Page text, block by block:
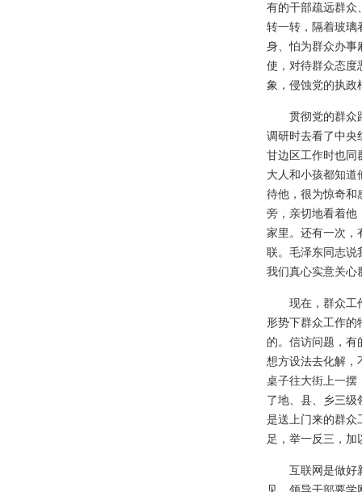
有的干部疏远群众
转一转，隔着玻璃
身、怕为群众办事
使，对待群众态度
象，侵蚀党的执政
贯彻党的群众
调研时去看了中央
甘边区工作时也同
大人和小孩都知道
待他，很为惊奇和
旁，亲切地看着他
家里。还有一次，
联。毛泽东同志说
我们真心实意关心
现在，群众工
形势下群众工作的
的。信访问题，有
想方设法去化解，
桌子往大街上一摆
了地、县、乡三级
是送上门来的群众
足，举一反三，加
互联网是做好